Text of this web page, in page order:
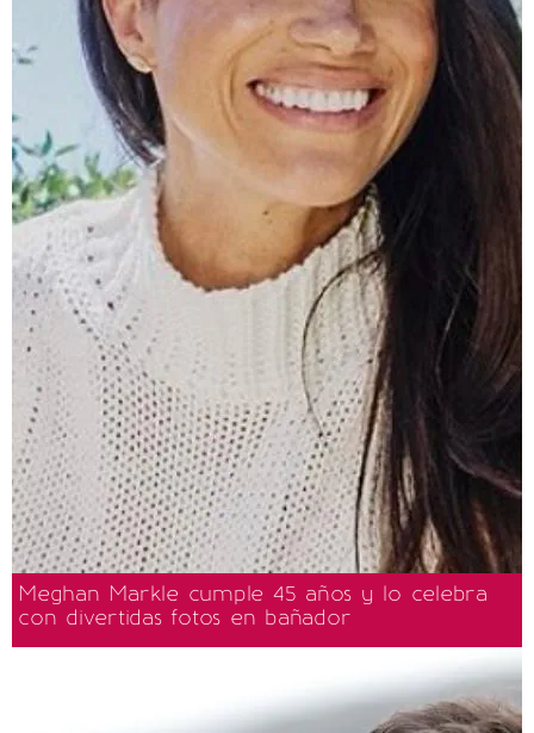
Meghan Markle cumple 45 años y lo celebra
con divertidas fotos en bañador